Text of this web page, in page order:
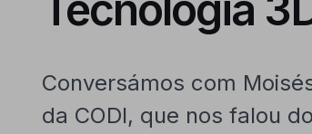
Conversámos com
da CODI, que nos falou